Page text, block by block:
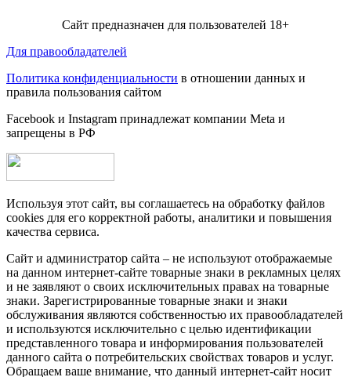
Сайт предназначен для пользователей 18+
Для правообладателей
Политика конфиденциальности в отношении данных и
правила пользования сайтом
Facebook и Instagram принадлежат компании Metа и
запрещены в РФ
Используя этот сайт, вы соглашаетесь на обработку файлов
cookies для его корректной работы, аналитики и повышения
качества сервиса.
Сайт и администратор сайта – не используют отображаемые
на данном интернет-сайте товарные знаки в рекламных целях
и не заявляют о своих исключительных правах на товарные
знаки. Зарегистрированные товарные знаки и знаки
обслуживания являются собственностью их правообладателей
и используются исключительно с целью идентификации
представленного товара и информирования пользователей
данного сайта о потребительских свойствах товаров и услуг.
Обращаем ваше внимание, что данный интернет-сайт носит